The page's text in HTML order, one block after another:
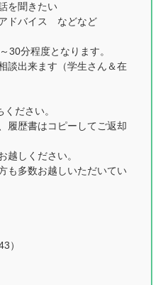
を聞きたい
ドバイス などなど
30分程度となります。
談出来ます（学生さん＆在
ださい。
履歴書はコピーしてご返却
越しください。
も多数お越しいただいてい
）